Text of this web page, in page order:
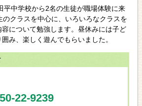
平中学校から2名の生徒が職場体験に来
のクラスを中心に、いろいろなクラスを
について勉強します。昼休みには子ど
み、楽しく遊んでもらいました。
22-9239